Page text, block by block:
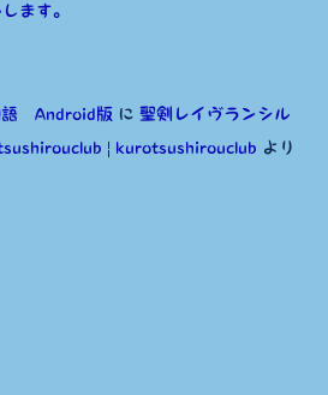
ます。
語 Android版 に 聖剣レイヴランシル
| kurotsushirouclub より